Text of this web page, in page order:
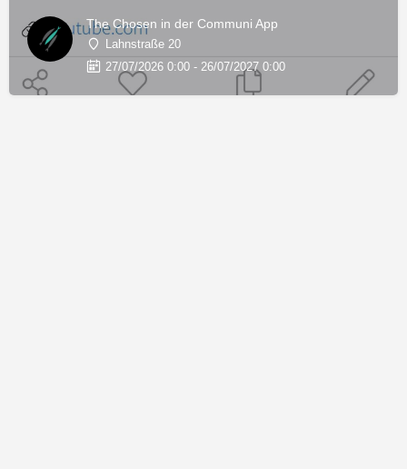
The Chosen in der Communi App
Lahnstraße 20
27/07/2026 0:00 - 26/07/2027 0:00